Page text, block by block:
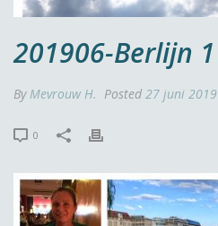
201906-Berlijn 1
ByMevrouw H. Posted 27 juni 2019
0